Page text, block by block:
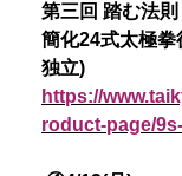
第三回 踏む法則
簡化24式太極拳
独立)
https://
roduct-page/